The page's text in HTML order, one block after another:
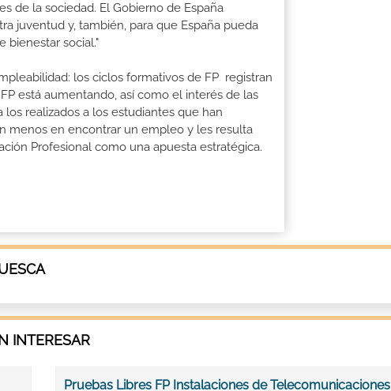
de la sociedad. El Gobierno de España
juventud y, también, para que España pueda
bienestar social."
los ciclos formativos de FP registran
está aumentando, así como el interés de las
realizados a los estudiantes que han
menos en encontrar un empleo y les resulta
Profesional como una apuesta estratégica.
INTERESAR
Pruebas Libres FP Instalaciones de Telecomunicaciones